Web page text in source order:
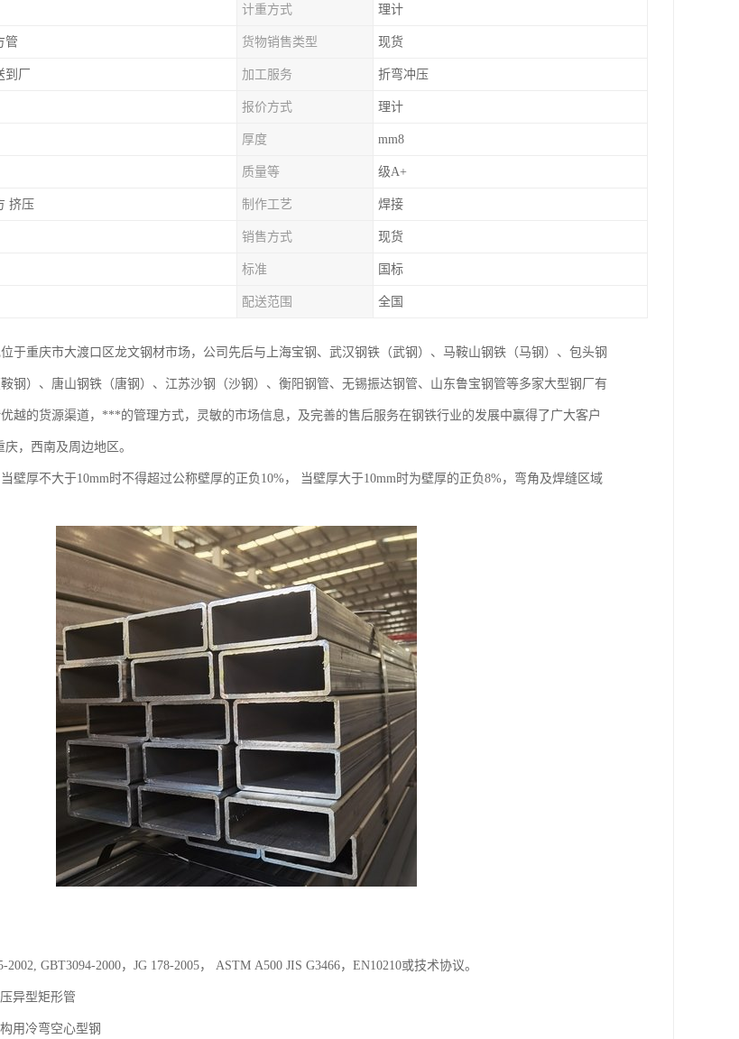
计重方式 理计
管 货物销售类型 现货
厂 加工服务 折弯冲压
报价方式 理计
厚度 mm8
质量等 级A+
挤压 制作工艺 焊接
销售方式 现货
标准 国标
配送范围 全国
于重庆市大渡口区龙文钢材市场，公司先后与上海宝钢、武汉钢铁（武钢）、马鞍山钢铁（马钢）、包头钢
钢）、唐山钢铁（唐钢）、江苏沙钢（沙钢）、衡阳钢管、无锡振达钢管、山东鲁宝钢管等多家大型钢厂有
越的货源渠道，***的管理方式，灵敏的市场信息，及完善的售后服务在钢铁行业的发展中赢得了广大客户
，西南及周边地区。
壁厚不大于10mm时不得超过公称壁厚的正负10%， 当壁厚大于10mm时为壁厚的正负8%，弯角及焊缝区域
2002, GBT3094-2000，JG 178-2005， ASTM A500 JIS G3466，EN10210或技术协议。
异型矩形管
用冷弯空心型钢